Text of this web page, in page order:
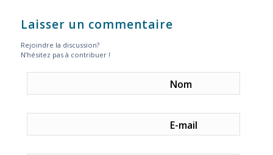
Laisser un commentaire
Rejoindre la discussion?
N’hésitez pas à contribuer !
Nom
E-mail